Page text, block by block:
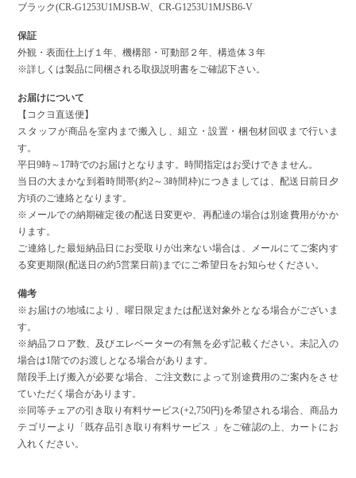
ブラック(CR-G1253U1MJSB-W、CR-G1253U1MJSB6-V
保証
外観・表面仕上げ１年、機構部・可動部２年、構造体３年
※詳しくは製品に同梱される取扱説明書をご確認下さい。
お届けについて
【コクヨ直送便】
スタッフが商品を室内まで搬入し、組立・設置・梱包材回収まで行いま
す。
平日9時～17時でのお届けとなります。時間指定はお受けできません。
当日の大まかな到着時間帯(約2～3時間枠)につきましては、配送日前日夕
方頃のご連絡となります。
※メールでの納期確定後の配送日変更や、再配達の場合は別途費用がかか
ります。
ご連絡した最短納品日にお受取りが出来ない場合は、メールにてご案内す
る変更期限(配送日の約5営業日前)までにご希望日をお知らせください。
備考
※お届けの地域により、曜日限定または配送対象外となる場合がございま
す。
※納品フロア数、及びエレベーターの有無を必ず記載ください。未記入の
場合は1階でのお渡しとなる場合があります。
階段手上げ搬入が必要な場合、ご注文数によって別途費用のご案内をさせ
ていただく場合があります。
※同等チェアの引き取り有料サービス(+2,750円)を希望される場合、商品カ
テゴリーより「既存品引き取り有料サービス 」をご確認の上、カートにお
入れください。